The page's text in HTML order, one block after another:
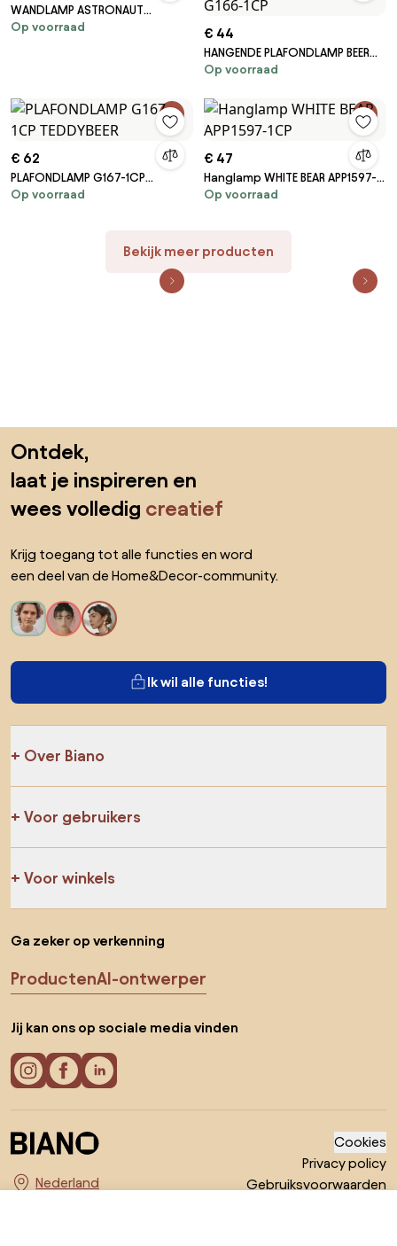
WANDLAMP ASTRONAUT
APP1804-1W COSMO
Op voorraad € 44
HANGENDE PLAFONDLAMP BEER
STAAND OP DE MAAN G166-1CP
Op voorraad
€ 62
PLAFONDLAMP G167-1CP
TEDDYBEER
Op voorraad
€ 47
Hanglamp WHITE BEAR APP1597-
1CP
Op voorraad
Bekijk meer producten
Ontdek,
laat je inspireren en
wees volledig creatief
Krijg toegang tot alle functies en word
een deel van de Home&Decor-community.
Ik wil alle functies!
Over Biano
Voor gebruikers
Voor winkels
Ga zeker op verkenning
ProductenAI-ontwerper
Jij kan ons op sociale media vinden
Kies land
Cookies
Privacy policy
Gebruiksvoorwaarden